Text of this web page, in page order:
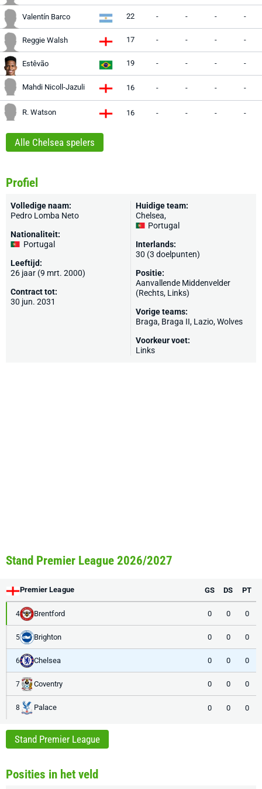
Valentín Barco 22 - - - -
Reggie Walsh 17 - - - -
Estêvão 19 - - - -
Mahdi Nicoll-Jazuli 16 - - - -
R. Watson 16 - - - -
Alle Chelsea spelers
Profiel
Volledige naam:
Pedro Lomba Neto
Nationaliteit:
Portugal
Leeftijd:
26 jaar (9 mrt. 2000)
Contract tot:
30 jun. 2031
Huidige team:
Chelsea,
Portugal
Interlands:
30 (3 doelpunten)
Positie:
Aanvallende Middenvelder
(Rechts, Links)
Vorige teams:
Braga, Braga II, Lazio,Wolves
Voorkeur voet:
Links
Stand Premier League 2026/2027
Premier League GS DS PT
4 Brentford 0 0 0
5 Brighton 0 0 0
6 Chelsea 0 0 0
7 Coventry 0 0 0
8 Palace 0 0 0
Stand Premier League
Posities in het veld